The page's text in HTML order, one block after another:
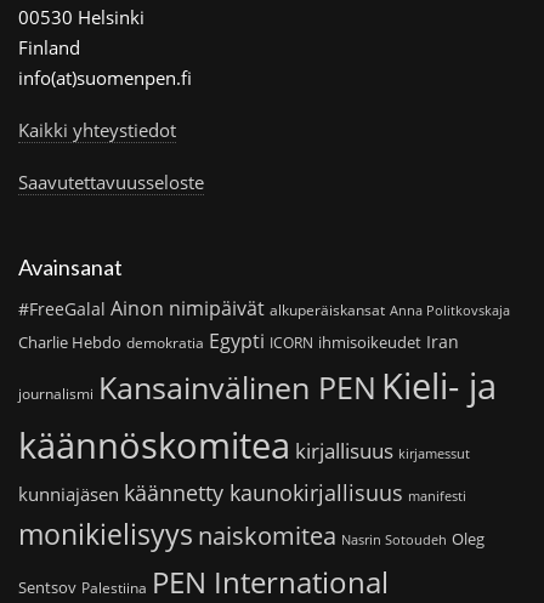
00530 Helsinki
Finland
info(at)suomenpen.fi
Kaikki yhteystiedot
Saavutettavuusseloste
Avainsanat
#FreeGalal Ainon nimipäivät alkuperäiskansat Anna Politkovskaja
Charlie Hebdo demokratia Egypti ICORN ihmisoikeudet Iran
journalismi Kansainvälinen PEN Kieli- ja
käännöskomitea kirjallisuus kirjamessut
kunniajäsen käännetty kaunokirjallisuus manifesti
monikielisyys naiskomitea Nasrin Sotoudeh Oleg
Sentsov Palestiina PEN International